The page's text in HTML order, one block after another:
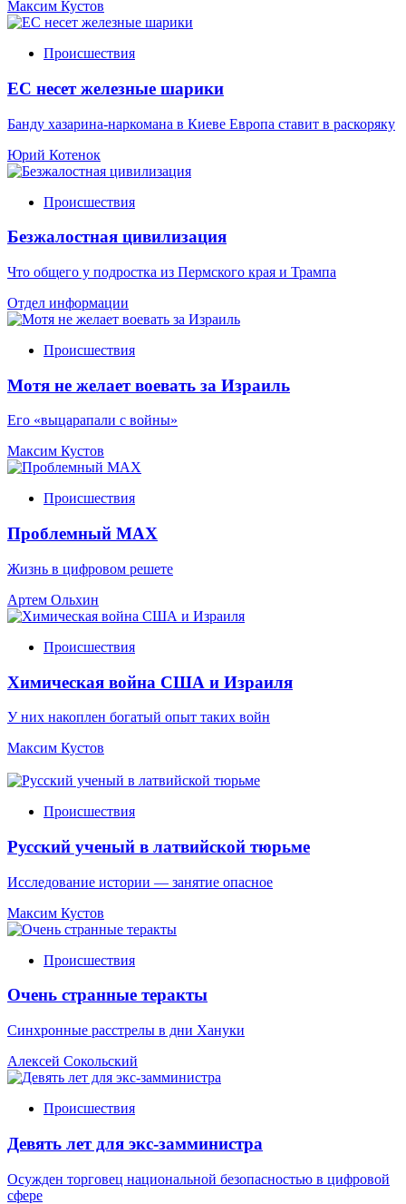
Максим Кустов
Происшествия
ЕС несет железные шарики
Банду хазарина-наркомана в Киеве Европа ставит в раскоряку
Юрий Котенок
Происшествия
Безжалостная цивилизация
Что общего у подростка из Пермского края и Трампа
Отдел информации
Происшествия
Мотя не желает воевать за Израиль
Его «выцарапали с войны»
Максим Кустов
Происшествия
Проблемный МАХ
Жизнь в цифровом решете
Артем Ольхин
Происшествия
Химическая война США и Израиля
У них накоплен богатый опыт таких войн
Максим Кустов
Происшествия
Русский ученый в латвийской тюрьме
Исследование истории — занятие опасное
Максим Кустов
Происшествия
Очень странные теракты
Синхронные расстрелы в дни Хануки
Алексей Сокольский
Происшествия
Девять лет для экс-замминистра
Осужден торговец национальной безопасностью в цифровой
сфере